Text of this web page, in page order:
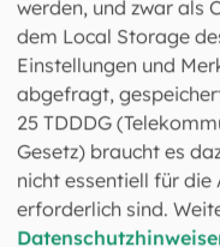
Das
werden, und zwar als
dem Local Storage
Einstellungen und
abgefragt,
25 TDDDG
Gesetz) braucht es
nicht essentiell für
erforderlich sind.